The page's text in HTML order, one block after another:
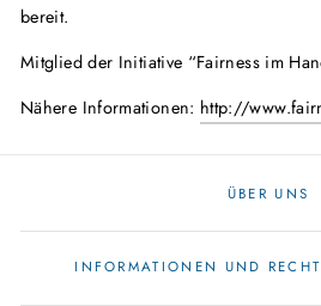
bereit.
Mitglied der Initiative “Fairness im
Nähere Informationen: http://
ÜBER UNS
INFORMATIONEN UND